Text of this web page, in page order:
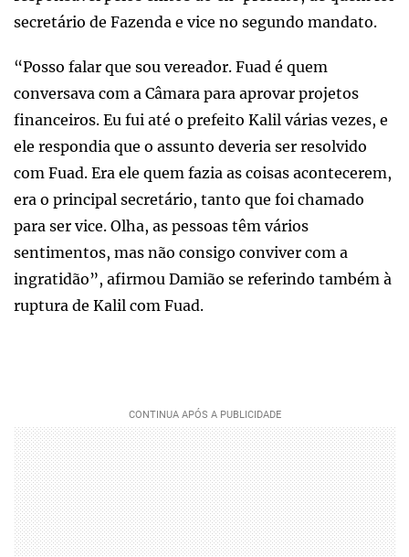
secretário de Fazenda e vice no segundo mandato.
“Posso falar que sou vereador. Fuad é quem
conversava com a Câmara para aprovar projetos
financeiros. Eu fui até o prefeito Kalil várias vezes, e
ele respondia que o assunto deveria ser resolvido
com Fuad. Era ele quem fazia as coisas acontecerem,
era o principal secretário, tanto que foi chamado
para ser vice. Olha, as pessoas têm vários
sentimentos, mas não consigo conviver com a
ingratidão”, afirmou Damião se referindo também à
ruptura de Kalil com Fuad.